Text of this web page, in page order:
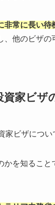
非常に長い
他のビザの
家ビザ
ビザについ
を知るこ